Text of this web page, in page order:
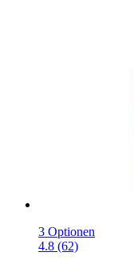
3 Optionen
4.8 (62)